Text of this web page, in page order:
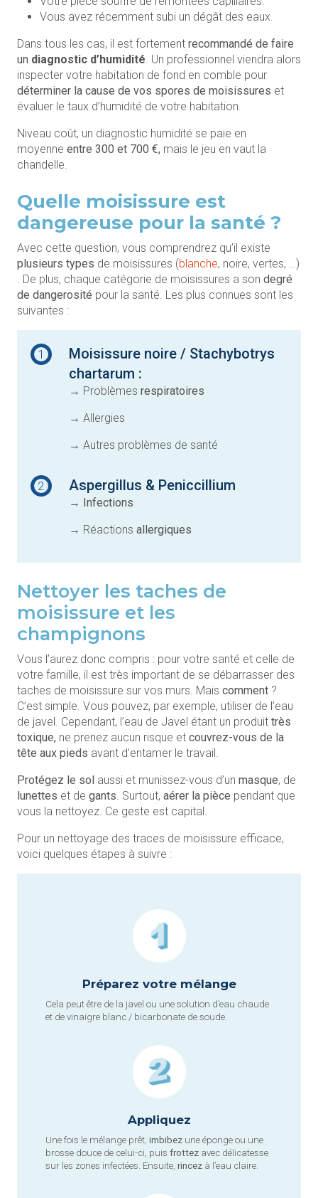
Vous avez récemment subi un dégât des eaux.
Dans tous les cas, il est fortement recommandé de faire
un diagnostic d’humidité . Un professionnel viendra alors
inspecter votre habitation de fond en comble pour
déterminer la cause de vos spores de moisissures et
évaluer le taux d’humidité de votre habitation.
Niveau coût, un diagnostic humidité se paie en
moyenne entre 300 et 700 €, mais le jeu en vaut la
chandelle.
Quelle moisissure est
dangereuse pour la santé ?
Avec cette question, vous comprendrez qu’il existe
plusieurs types de moisissures (blanche, noire, vertes, …)
. De plus, chaque catégorie de moisissures a son degré
de dangerosité pour la santé. Les plus connues sont les
suivantes :
1
Moisissure noire / Stachybotrys
chartarum :
→ Problèmesrespiratoires
→ Allergies
→ Autres problèmes de santé
2 Aspergillus & Peniccillium
→ Infections
→ Réactionsallergiques
Nettoyer les taches de
moisissure et les
champignons
Vous l’aurez donc compris : pour votre santé et celle de
votre famille, il est très important de se débarrasser des
taches de moisissure sur vos murs. Mais comment ?
C’est simple. Vous pouvez, par exemple, utiliser de l’eau
de javel. Cependant, l’eau de Javel étant un produit très
toxique, ne prenez aucun risque et couvrez-vous de la
tête aux pieds avant d’entamer le travail.
Protégez le sol aussi et munissez-vous d’un masque, de
lunettes et de gants. Surtout, aérer la pièce pendant que
vous la nettoyez. Ce geste est capital.
Pour un nettoyage des traces de moisissure efficace,
voici quelques étapes à suivre :
Préparez votre mélange
Cela peut être de la javel ou une solution d’eau chaude
et de vinaigre blanc / bicarbonate de soude.
Appliquez
Une fois le mélange prêt, imbibez une éponge ou une
brosse douce de celui-ci, puis frottez avec délicatesse
sur les zones infectées. Ensuite, rincez à l’eau claire.